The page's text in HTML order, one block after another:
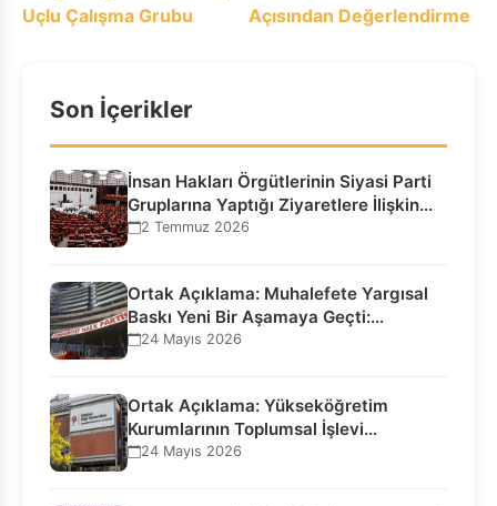
Uçlu Çalışma Grubu
Açısından Değerlendirme
Son İçerikler
İnsan Hakları Örgütlerinin Siyasi Parti
Gruplarına Yaptığı Ziyaretlere İlişkin
Bilgilendirme…
2 Temmuz 2026
Ortak Açıklama: Muhalefete Yargısal
Baskı Yeni Bir Aşamaya Geçti:
Seçilmiş…
24 Mayıs 2026
Ortak Açıklama: Yükseköğretim
Kurumlarının Toplumsal İşlevi
Kurucularının Ticari Akıbetine
24 Mayıs 2026